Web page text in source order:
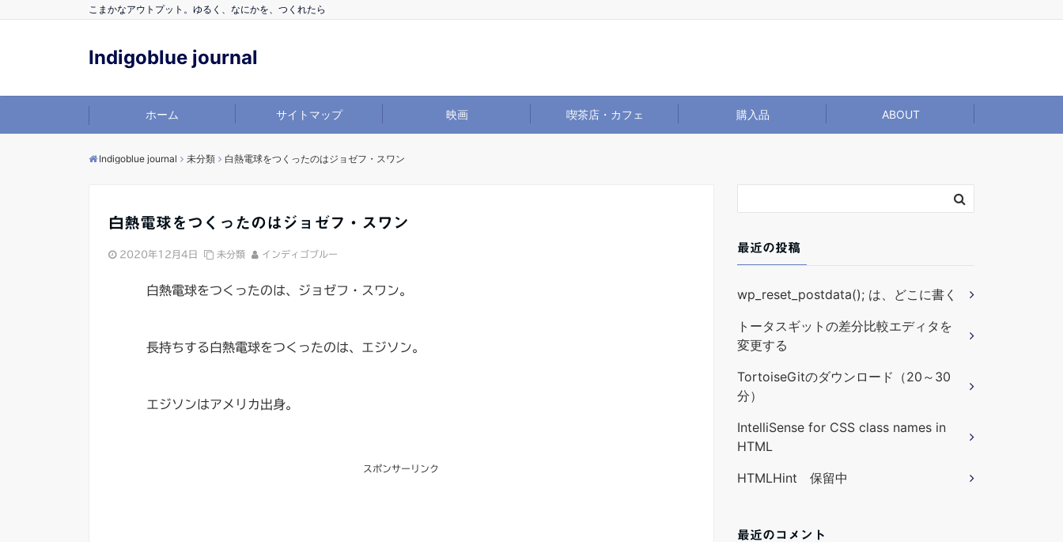
こまかなアウトプット。ゆるく、なにかを、つくれたら
Indigoblue journal
ホーム サイトマップ 映画 喫茶店・カフェ 購入品 ABOUT
Indigoblue journal 未分類 白熱電球をつくったのはジョゼフ・スワン
白熱電球をつくったのはジョゼフ・スワン
2020年12月4日 未分類 インディゴブルー
白熱電球をつくったのは、ジョゼフ・スワン。
長持ちする白熱電球をつくったのは、エジソン。
エジソンはアメリカ出身。
スポンサーリンク
最近の投稿
wp_reset_postdata(); は、どこに書く
トータスギットの差分比較エディタを
変更する
TortoiseGitのダウンロード（20～30
分）
IntelliSense for CSS class names in
HTML
HTMLHint 保留中
最近のコメント